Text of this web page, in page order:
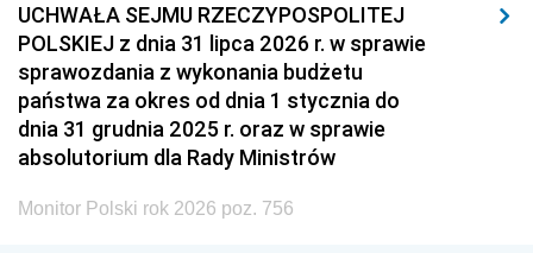
UCHWAŁA SEJMU RZECZYPOSPOLITEJ
POLSKIEJ z dnia 31 lipca 2026 r. w sprawie
sprawozdania z wykonania budżetu
państwa za okres od dnia 1 stycznia do
dnia 31 grudnia 2025 r. oraz w sprawie
absolutorium dla Rady Ministrów
Monitor Polski rok 2026 poz. 756